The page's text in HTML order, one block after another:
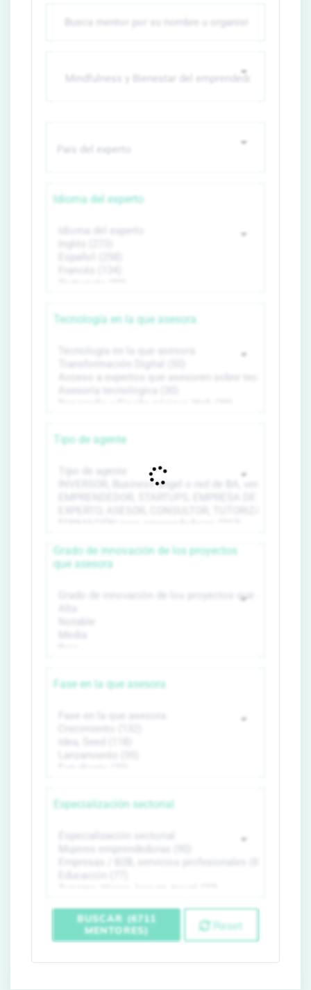
Idioma del experto
Tecnología en la que asesora
Tipo de agente
Grado de innovación de los proyectos
que asesora
Fase en la que asesora
Especialización sectorial
BUSCAR (6711
MENTORES)
Reset